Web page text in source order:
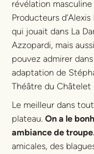
révélation
Producteurs
qui jouait dans La
Azzopardi, mais aussi
pouvez admirer dans
adaptation de
Théâtre du Châtelet
Le meilleur dans
plateau. On a le
ambiance de
amicales, des